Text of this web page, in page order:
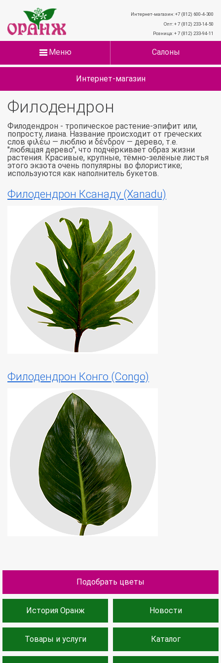
Интернет-магазин: +7 (812) 600-4-300
Опт: + 7 (812) 233-14-50
Розница: + 7 (812) 233-94-11
Меню Салоны
Интернет-магазин
Филодендрон
Филодендрон - тропическое растение-эпифит или,
попросту, лиана. Название происходит от греческих
слов φιλέω — люблю и δένδρον — дерево, т.е.
"любящая дерево", что подчёркивает образ жизни
растения. Красивые, крупные, тёмно-зелёные листья
этого экзота очень популярны во флористике;
используются как наполнитель букетов.
Филодендрон Ксанаду (Xanadu)
Филодендрон Конго (Congo)
Подобрать цветы
История Оранж Новости
Товары и услуги Каталог